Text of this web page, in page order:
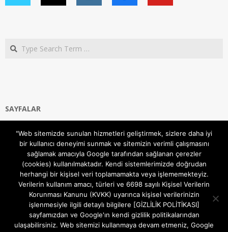
Search
SAYFALAR
Gizlilik ve Çerezler (Cookies) Politikası
Hakkımızda
İletişim Kanalları
MODEM KURULUM
TEKNİK DESTEK
TELEVİZYON SİSTEMLERİ
"Web sitemizde sunulan hizmetleri geliştirmek, sizlere daha iyi
bir kullanıcı deneyimi sunmak ve sitemizin verimli çalışmasını
sağlamak amacıyla Google tarafından sağlanan çerezler
(cookies) kullanılmaktadır. Kendi sistemlerimizde doğrudan
herhangi bir kişisel veri toplamamakta veya işlememekteyiz.
Verilerin kullanım amacı, türleri ve 6698 sayılı Kişisel Verilerin
Korunması Kanunu (KVKK) uyarınca kişisel verilerinizin
işlenmesiyle ilgili detaylı bilgilere [GİZLİLİK POLİTİKASI]
sayfamızdan ve Google'ın kendi gizlilik politikalarından
ulaşabilirsiniz. Web sitemizi kullanmaya devam etmeniz, Google